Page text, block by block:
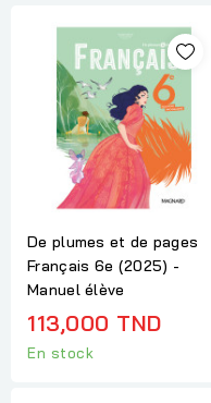
De plumes et de pages
Français 6e (2025) -
Manuel élève
113,000 TND
En stock